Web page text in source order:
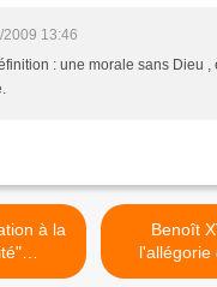
2009 13:46
: une morale sans Dieu ,
des
Benoît